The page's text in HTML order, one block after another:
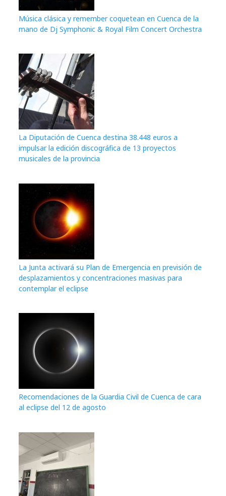
Música clásica y remember coquetean en Cuenca de la
mano de Dj Symphonic & Royal Film Concert Orchestra
La Diputación de Cuenca destina 38.448 euros a
impulsar la edición discográfica de 13 proyectos
musicales de la provincia
La Junta activará su Plan de Emergencia en previsión de
desplazamientos y concentraciones masivas para
contemplar el eclipse
Recomendaciones de la Guardia Civil de Cuenca de cara
al eclipse del 12 de agosto